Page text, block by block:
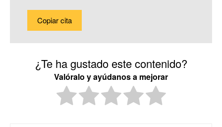
Copiar cita
¿Te ha gustado este contenido?
Valóralo y ayúdanos a mejorar